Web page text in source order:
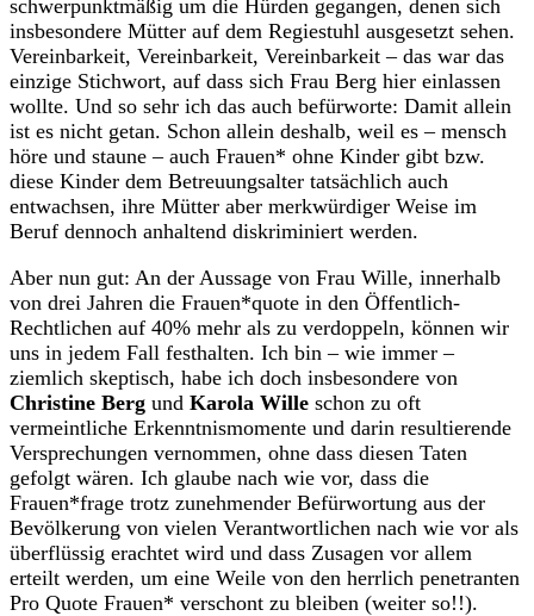
schwerpunktmäßig um die Hürden gegangen, denen sich
insbesondere Mütter auf dem Regiestuhl ausgesetzt sehen.
Vereinbarkeit, Vereinbarkeit, Vereinbarkeit – das war das
einzige Stichwort, auf dass sich Frau Berg hier einlassen
wollte. Und so sehr ich das auch befürworte: Damit allein
ist es nicht getan. Schon allein deshalb, weil es – mensch
höre und staune – auch Frauen* ohne Kinder gibt bzw.
diese Kinder dem Betreuungsalter tatsächlich auch
entwachsen, ihre Mütter aber merkwürdiger Weise im
Beruf dennoch anhaltend diskriminiert werden.
Aber nun gut: An der Aussage von Frau Wille, innerhalb
von drei Jahren die Frauen*quote in den Öffentlich-
Rechtlichen auf 40% mehr als zu verdoppeln, können wir
uns in jedem Fall festhalten. Ich bin – wie immer –
ziemlich skeptisch, habe ich doch insbesondere von
Christine Berg und Karola Wille schon zu oft
vermeintliche Erkenntnismomente und darin resultierende
Versprechungen vernommen, ohne dass diesen Taten
gefolgt wären. Ich glaube nach wie vor, dass die
Frauen*frage trotz zunehmender Befürwortung aus der
Bevölkerung von vielen Verantwortlichen nach wie vor als
überflüssig erachtet wird und dass Zusagen vor allem
erteilt werden, um eine Weile von den herrlich penetranten
Pro Quote Frauen* verschont zu bleiben (weiter so!!).